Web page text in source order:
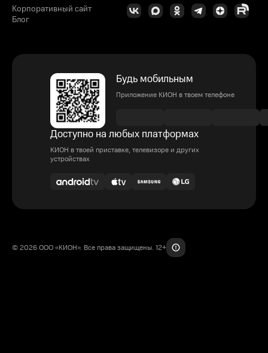
Корпоративный сайт
Блог
Будь мобильным
Приложение КИОН в твоем телефоне
Доступно на любых платформах
КИОН в твоей приставке, телевизоре и других
устройствах
© 2026 ООО «КИОН». Все права защищены. 12+